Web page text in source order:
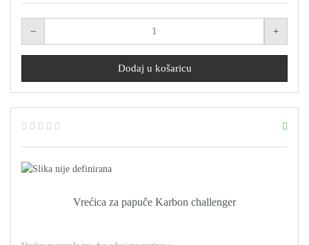
Vrećica za papuče Karbon challenger